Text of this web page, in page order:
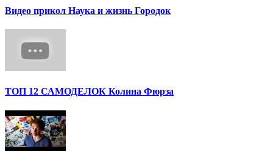
Видео прикол Наука и жизнь Городок
ТОП 12 САМОДЕЛОК Колина Фюрза